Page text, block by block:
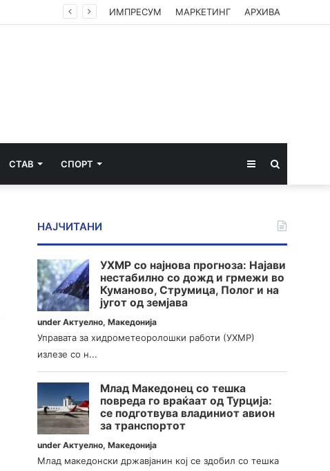
ИМПРЕСУМ МАРКЕТИНГ АРХИВА
СТАВ СПОРТ Sidebar
НАЈЧИТАНИ
УХМР со најнова прогноза: Најави
нестабилно со дожд и грмежи во
Куманово, Струмица, Полог и на
југот од земјава
underАктуелно,Македонија
Управата за хидрометеоролошки работи (УХМР)
излезе со н...
Млад Македонец со тешка
повреда го враќаат од Турција:
се подготвува владиниот авион
за транспортот
underАктуелно,Македонија
Млад македонски државјанин кој се здобил со тешка